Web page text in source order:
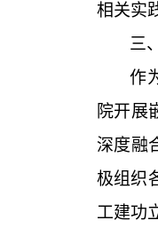
相关实
三
作
院开展
深度融
极组织
工建功